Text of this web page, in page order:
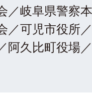
／岐阜県警察
／可児市役所
阿久比町役場